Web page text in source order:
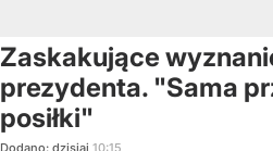
Zaskakujące
prezydenta. "Sama
posiłki"
Dodano: dzisiaj 10:15